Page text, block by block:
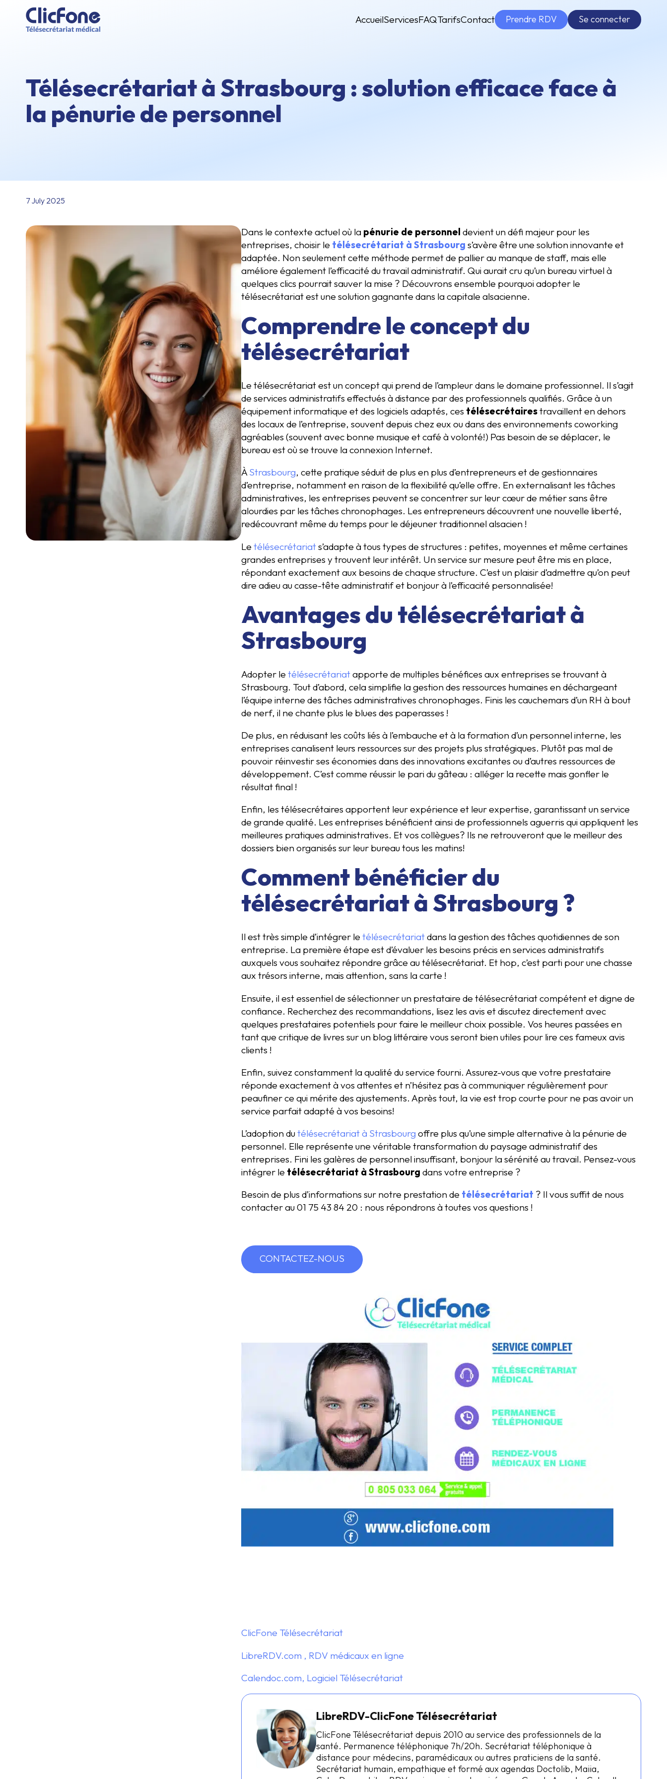
AccueilServicesFAQTarifsContact Prendre RDV Se connecter
Télésecrétariat à Strasbourg : solution efficace face à
la pénurie de personnel
7 July 2025
Dans le contexte actuel où la pénurie de personnel devient un défi majeur pour les
entreprises, choisir le télésecrétariat à Strasbourg s’avère être une solution innovante et
adaptée. Non seulement cette méthode permet de pallier au manque de staff, mais elle
améliore également l’efficacité du travail administratif. Qui aurait cru qu’un bureau virtuel à
quelques clics pourrait sauver la mise ? Découvrons ensemble pourquoi adopter le
télésecrétariat est une solution gagnante dans la capitale alsacienne.
Comprendre le concept du
télésecrétariat
Le télésecrétariat est un concept qui prend de l’ampleur dans le domaine professionnel. Il s’agit
de services administratifs effectués à distance par des professionnels qualifiés. Grâce à un
équipement informatique et des logiciels adaptés, ces télésecrétairestravaillent en dehors
des locaux de l’entreprise, souvent depuis chez eux ou dans des environnements coworking
agréables (souvent avec bonne musique et café à volonté!) Pas besoin de se déplacer, le
bureau est où se trouve la connexion Internet.
ÀStrasbourg, cette pratique séduit de plus en plus d’entrepreneurs et de gestionnaires
d’entreprise, notamment en raison de la flexibilité qu’elle offre. En externalisant les tâches
administratives, les entreprises peuvent se concentrer sur leur cœur de métier sans être
alourdies par les tâches chronophages. Les entrepreneurs découvrent une nouvelle liberté,
redécouvrant même du temps pour le déjeuner traditionnel alsacien !
Le télésecrétariats’adapte à tous types de structures : petites, moyennes et même certaines
grandes entreprises y trouvent leur intérêt. Un service sur mesure peut être mis en place,
répondant exactement aux besoins de chaque structure. C’est un plaisir d’admettre qu’on peut
dire adieu au casse-tête administratif et bonjour à l’efficacité personnalisée!
Avantages du télésecrétariat à
Strasbourg
Adopter le télésecrétariatapporte de multiples bénéfices aux entreprises se trouvant à
Strasbourg. Tout d’abord, cela simplifie la gestion des ressources humaines en déchargeant
l’équipe interne des tâches administratives chronophages. Finis les cauchemars d’un RH à bout
de nerf, il ne chante plus le blues des paperasses !
De plus, en réduisant les coûts liés à l’embauche et à la formation d’un personnel interne, les
entreprises canalisent leurs ressources sur des projets plus stratégiques. Plutôt pas mal de
pouvoir réinvestir ses économies dans des innovations excitantes ou d’autres ressources de
développement. C’est comme réussir le pari du gâteau : alléger la recette mais gonfler le
résultat final !
Enfin, les télésecrétaires apportent leur expérience et leur expertise, garantissant un service
de grande qualité. Les entreprises bénéficient ainsi de professionnels aguerris qui appliquent les
meilleures pratiques administratives. Et vos collègues? Ils ne retrouveront que le meilleur des
dossiers bien organisés sur leur bureau tous les matins!
Comment bénéficier du
télésecrétariat à Strasbourg ?
Il est très simple d’intégrer le télésecrétariatdans la gestion des tâches quotidiennes de son
entreprise. La première étape est d’évaluer les besoins précis en services administratifs
auxquels vous souhaitez répondre grâce au télésecrétariat. Et hop, c’est parti pour une chasse
aux trésors interne, mais attention, sans la carte !
Ensuite, il est essentiel de sélectionner un prestataire de télésecrétariat compétent et digne de
confiance. Recherchez des recommandations, lisez les avis et discutez directement avec
quelques prestataires potentiels pour faire le meilleur choix possible. Vos heures passées en
tant que critique de livres sur un blog littéraire vous seront bien utiles pour lire ces fameux avis
clients !
Enfin, suivez constamment la qualité du service fourni. Assurez-vous que votre prestataire
réponde exactement à vos attentes et n’hésitez pas à communiquer régulièrement pour
peaufiner ce qui mérite des ajustements. Après tout, la vie est trop courte pour ne pas avoir un
service parfait adapté à vos besoins!
L’adoption dutélésecrétariat à Strasbourg offre plus qu’une simple alternative à la pénurie de
personnel. Elle représente une véritable transformation du paysage administratif des
entreprises. Fini les galères de personnel insuffisant, bonjour la sérénité au travail. Pensez-vous
intégrer le télésecrétariat à Strasbourg dans votre entreprise ?
Besoin de plus d’informations sur notre prestation de télésecrétariat ? Il vous suffit de nous
contacter au 01 75 43 84 20 : nous répondrons à toutes vos questions !
CONTACTEZ-NOUS
ClicFone Télésecrétariat
LibreRDV.com , RDV médicaux en ligne
Calendoc.com, Logiciel Télésecrétariat
LibreRDV-ClicFone Télésecrétariat
ClicFone Télésecrétariat depuis 2010 au service des professionnels de la
santé. Permanence téléphonique 7h/20h. Secrétariat téléphonique à
distance pour médecins, paramédicaux ou autres praticiens de la santé.
Secrétariat humain, empathique et formé aux agendas Doctolib, Maiia,